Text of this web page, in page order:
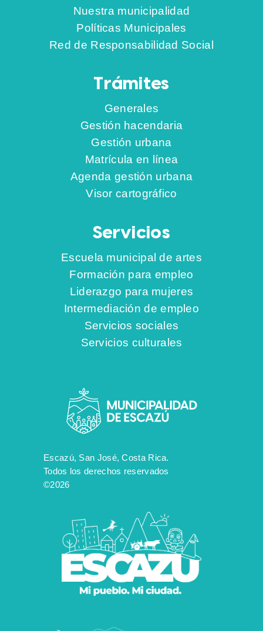
Nuestra municipalidad
Políticas Municipales
Red de Responsabilidad Social
Trámites
Generales
Gestión hacendaria
Gestión urbana
Matrícula en línea
Agenda gestión urbana
Visor cartográfico
Servicios
Escuela municipal de artes
Formación para empleo
Liderazgo para mujeres
Intermediación de empleo
Servicios sociales
Servicios culturales
Escazú, San José, Costa Rica.
Todos los derechos reservados
©2026